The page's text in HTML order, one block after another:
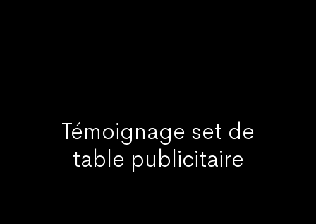
Témoignage set de
table publicitaire